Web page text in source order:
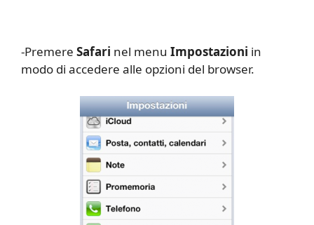
-Premere Safari nel menu Impostazioni in
modo di accedere alle opzioni del browser.